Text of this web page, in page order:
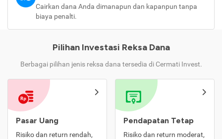
Cairkan dana Anda dimanapun dan kapanpun tanpa
biaya penalti.
Pilihan Investasi Reksa Dana
Berbagai pilihan jenis reksa dana tersedia di Cermati Invest.
Pasar Uang
Risiko dan return rendah,
Pendapatan Tetap
Risiko dan return moderat,